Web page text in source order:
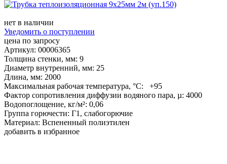
нет в наличии
Уведомить о поступлении
цена по запросу
Артикул: 00006365
Толщина стенки, мм: 9
Диаметр внутренний, мм: 25
Длина, мм: 2000
Максимальная рабочая температура, °С: +95
Фактор сопротивления диффузии водяного пара, µ: 4000
Водопоглощение, кг/м²: 0,06
Группа горючести: Г1, слабогорючие
Материал: Вспененный полиэтилен
добавить в избранное